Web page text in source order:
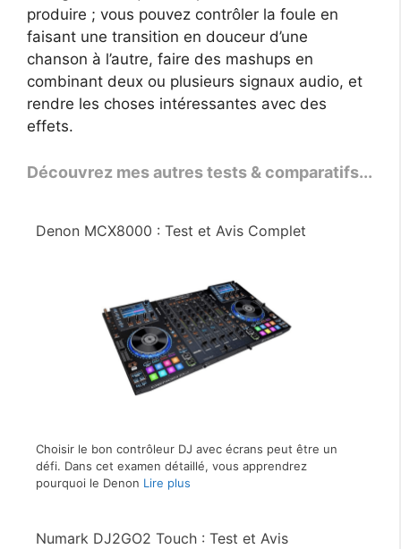
produire ; vous pouvez contrôler la foule en
faisant une transition en douceur d’une
chanson à l’autre, faire des mashups en
combinant deux ou plusieurs signaux audio, et
rendre les choses intéressantes avec des
effets.
Découvrez mes autres tests & comparatifs...
Denon MCX8000 : Test et Avis Complet
Choisir le bon contrôleur DJ avec écrans peut être un
défi. Dans cet examen détaillé, vous apprendrez
pourquoi le Denon Lire plus
Numark DJ2GO2 Touch : Test et Avis